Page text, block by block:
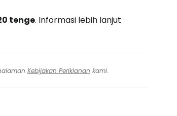
tenge. Informasi lebih lanjut
Kebijakan Periklanan kami.